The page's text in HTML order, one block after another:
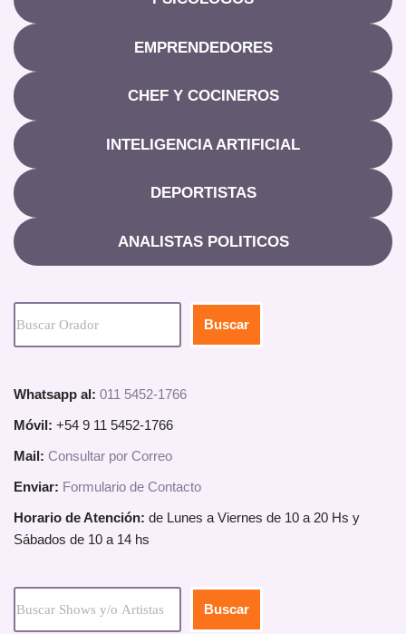
EMPRENDEDORES
CHEF Y COCINEROS
INTELIGENCIA ARTIFICIAL
DEPORTISTAS
ANALISTAS POLITICOS
Buscar
Whatsapp al: 011 5452-1766
Móvil: +54 9 11 5452-1766
Mail: Consultar por Correo
Enviar: Formulario de Contacto
Horario de Atención: de Lunes a Viernes de 10 a 20 Hs y
Sábados de 10 a 14 hs
Buscar